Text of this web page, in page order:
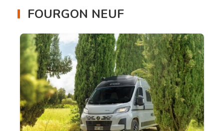
FOURGON NEUF